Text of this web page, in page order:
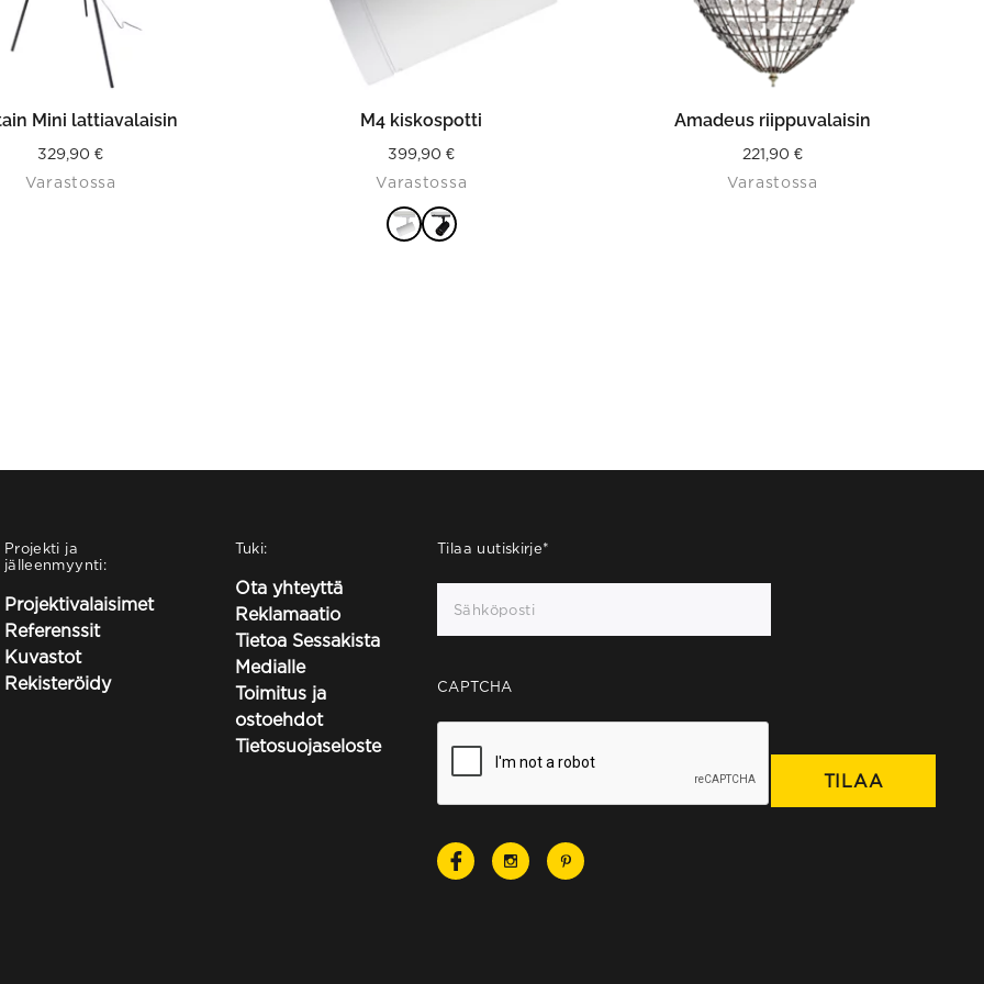
OSTOSKORIIN
Mini lattiavalaisin
329,90€
Varastossa
VALITSE VAIHTOEHDOISTA
M4 kiskospotti
399,90€
Varastossa
LISÄÄ OSTOSKORIIN
Amadeus riippuvalaisin
221,90 €
Varastossa
Projekti ja
jälleenmyynti:
Projektivalaisimet
Referenssit
Kuvastot
Rekisteröidy
Tuki:
Ota yhteyttä
Reklamaatio
Tietoa Sessakista
Medialle
Toimitus ja
ostoehdot
Tietosuojaseloste
Tilaa uutiskirje*
CAPTCHA